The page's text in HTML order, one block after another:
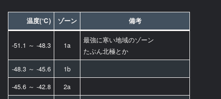
温度(℃) ゾーン 備考
-51.1 ～ -48.3 1a
最強に寒い地域のゾーン
たぶん北極とか
-48.3 ～ -45.6
1b
-45.6 ～ -42.8
2a